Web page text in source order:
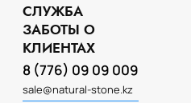
СЛУЖБА
ЗАБОТЫ О
КЛИЕНТАХ
8 (776) 09 09 009
sale@natural-stone.kz